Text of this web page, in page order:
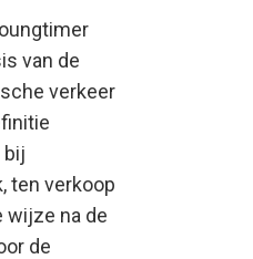
van de
verkeer
bij
ten verkoop
wijze na de
de